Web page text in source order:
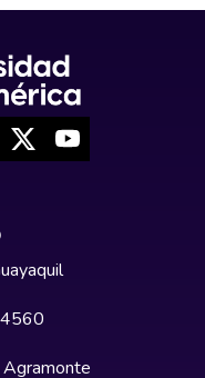
Agramonte